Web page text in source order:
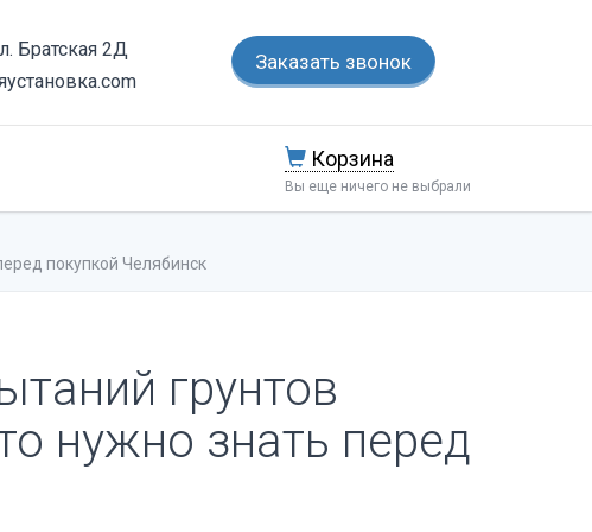
Братская 2Д
Заказать звонок
Корзина
Вы еще ничего не выбрали
покупкой Челябинск
грунтов
нужно знать перед